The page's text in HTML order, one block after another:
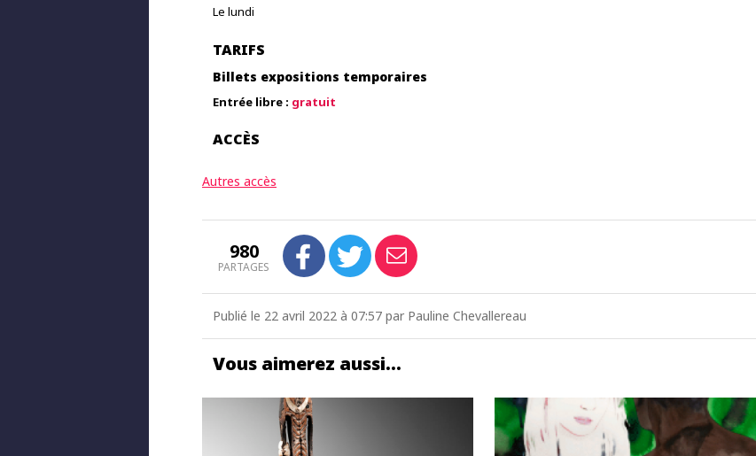
Le lundi
TARIFS
Billets expositions temporaires
Entrée libre : gratuit
ACCÈS
Autres accès
980
PARTAGES
Publié le 22 avril 2022 à 07:57 par Pauline Chevallereau
Vous aimerez aussi…